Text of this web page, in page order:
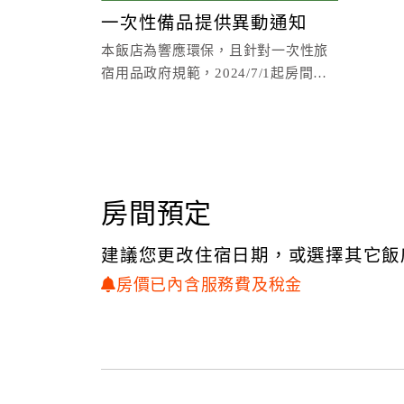
一次性備品提供異動通知
本飯店為響應環保，且針對一次性旅
宿用品政府規範，2024/7/1起房間將
房間預定
建議您更改住宿日期，或選擇其它
房價已內含服務費及稅金